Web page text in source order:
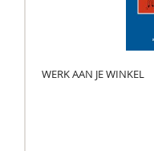
WERK AAN JE WINKEL